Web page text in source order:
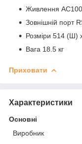
Живлення
Зовнішній порт
Розміри 514 (Ш)
Вага 18.5 кг
Приховати
Характеристики
Основні
Виробник